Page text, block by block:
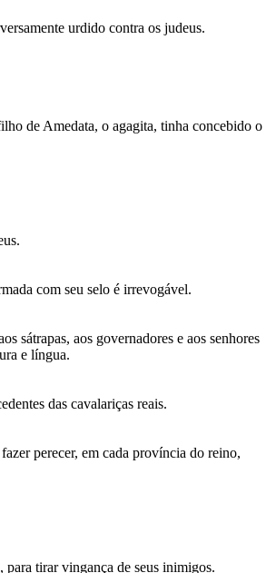
urdido contra os judeus.
de Amedata, o agagita, tinha concebido o
com seu selo é irrevogável.
sátrapas, aos governadores e aos senhores
e língua.
das cavalariças reais.
perecer, em cada província do reino,
tirar vingança de seus inimigos.